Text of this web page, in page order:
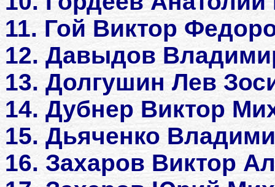
11. Гой Виктор
12. Давыдов
13. Долгушин Лев
14. Дубнер Виктор
15. Дьяченко
16. Захаров Виктор